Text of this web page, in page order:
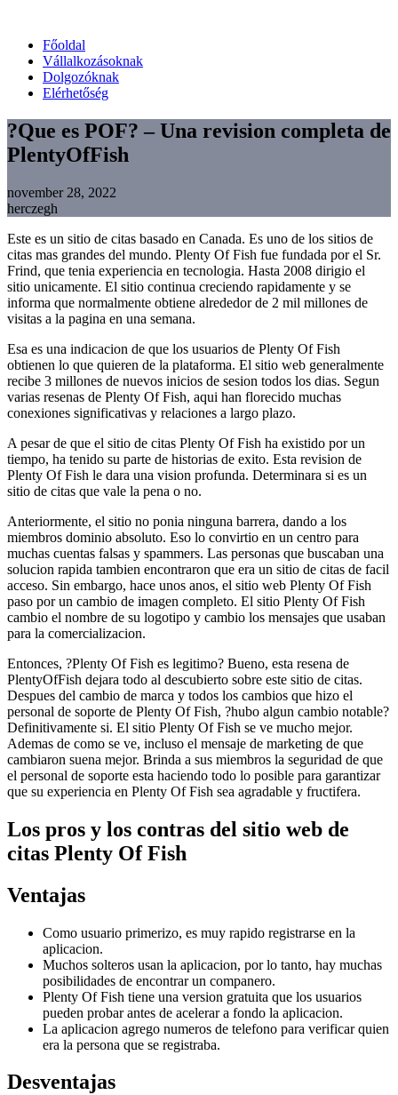
Főoldal
Vállalkozásoknak
Dolgozóknak
Elérhetőség
?Que es POF? – Una revision completa de
PlentyOfFish
november 28, 2022
herczegh
Este es un sitio de citas basado en Canada. Es uno de los sitios de
citas mas grandes del mundo. Plenty Of Fish fue fundada por el Sr.
Frind, que tenia experiencia en tecnologia. Hasta 2008 dirigio el
sitio unicamente. El sitio continua creciendo rapidamente y se
informa que normalmente obtiene alrededor de 2 mil millones de
visitas a la pagina en una semana.
Esa es una indicacion de que los usuarios de Plenty Of Fish
obtienen lo que quieren de la plataforma. El sitio web generalmente
recibe 3 millones de nuevos inicios de sesion todos los dias. Segun
varias resenas de Plenty Of Fish, aqui han florecido muchas
conexiones significativas y relaciones a largo plazo.
A pesar de que el sitio de citas Plenty Of Fish ha existido por un
tiempo, ha tenido su parte de historias de exito. Esta revision de
Plenty Of Fish le dara una vision profunda. Determinara si es un
sitio de citas que vale la pena o no.
Anteriormente, el sitio no ponia ninguna barrera, dando a los
miembros dominio absoluto. Eso lo convirtio en un centro para
muchas cuentas falsas y spammers. Las personas que buscaban una
solucion rapida tambien encontraron que era un sitio de citas de facil
acceso. Sin embargo, hace unos anos, el sitio web Plenty Of Fish
paso por un cambio de imagen completo. El sitio Plenty Of Fish
cambio el nombre de su logotipo y cambio los mensajes que usaban
para la comercializacion.
Entonces, ?Plenty Of Fish es legitimo? Bueno, esta resena de
PlentyOfFish dejara todo al descubierto sobre este sitio de citas.
Despues del cambio de marca y todos los cambios que hizo el
personal de soporte de Plenty Of Fish, ?hubo algun cambio notable?
Definitivamente si. El sitio Plenty Of Fish se ve mucho mejor.
Ademas de como se ve, incluso el mensaje de marketing de que
cambiaron suena mejor. Brinda a sus miembros la seguridad de que
el personal de soporte esta haciendo todo lo posible para garantizar
que su experiencia en Plenty Of Fish sea agradable y fructifera.
Los pros y los contras del sitio web de
citas Plenty Of Fish
Ventajas
Como usuario primerizo, es muy rapido registrarse en la
aplicacion.
Muchos solteros usan la aplicacion, por lo tanto, hay muchas
posibilidades de encontrar un companero.
Plenty Of Fish tiene una version gratuita que los usuarios
pueden probar antes de acelerar a fondo la aplicacion.
La aplicacion agrego numeros de telefono para verificar quien
era la persona que se registraba.
Desventajas